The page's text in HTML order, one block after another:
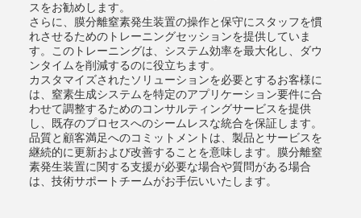
スをお勧めします。
さらに、膜分離窒素発生装置の操作と保守にスタッフを慣
れさせるためのトレーニングセッションを提供していま
す。このトレーニングは、システム効率を最大化し、ダウ
ンタイムを削減するのに役立ちます。
カスタマイズされたソリューションを必要とするお客様に
は、窒素生成システムを特定のアプリケーション要件に合
わせて調整するためのコンサルティングサービスを提供
し、既存のプロセスへのシームレスな統合を保証します。
品質と顧客満足へのコミットメントは、製品とサービスを
継続的に更新および改善することを意味します。膜分離窒
素発生装置に関する支援が必要な場合や質問がある場合
は、技術サポートチームがお手伝いいたします。